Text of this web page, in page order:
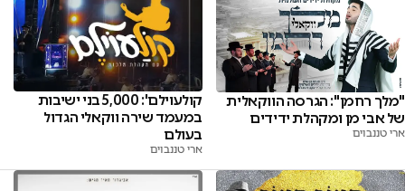
"מלך רחמן": הגרסה הווקאלית
של אבי מן ומקהלת ידידים
ארי טננבוים
קולעוילם': 5,000 בני ישיבות
במעמד שירה ווקאלי הגדול
בעולם
ארי טננבוים